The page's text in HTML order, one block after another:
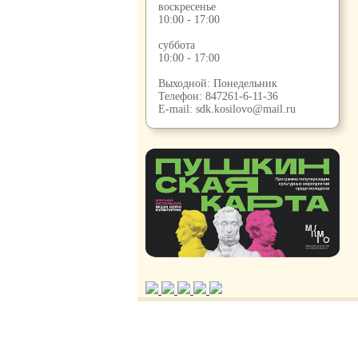
воскресенье
10:00 - 17:00
суббота
10:00 - 17:00
Выходной: Понедельник
Телефон: 847261-6-11-36
E-mail: sdk.kosilovo@mail.ru